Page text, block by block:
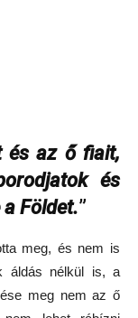
és az ő fiait,
és
Földet.”
meg, és nem is
áldás nélkül is, a
meg nem az ő